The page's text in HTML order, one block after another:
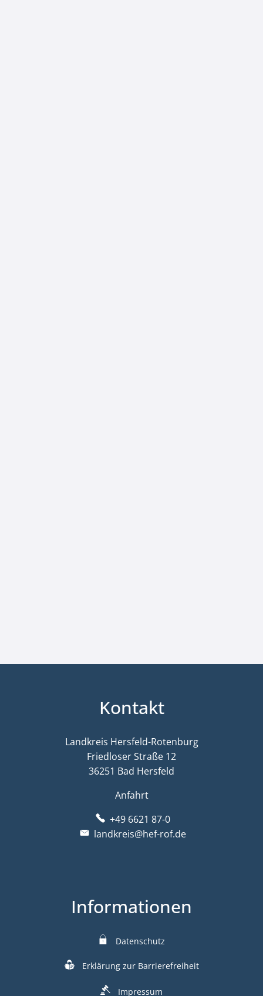
Kontakt
Landkreis Hersfeld-Rotenburg
Friedloser Straße 12
36251 Bad Hersfeld
Anfahrt
+49 6621 87-0
landkreis@hef-rof.de
Informationen
Datenschutz
Erklärung zur Barrierefreiheit
Impressum